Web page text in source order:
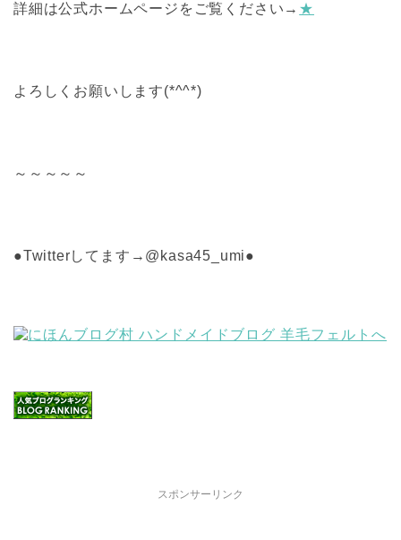
詳細は公式ホームページをご覧ください→ ★
よろしくお願いします(*^^*)
～～～～～
●Twitterしてます→@kasa45_umi●
スポンサーリンク